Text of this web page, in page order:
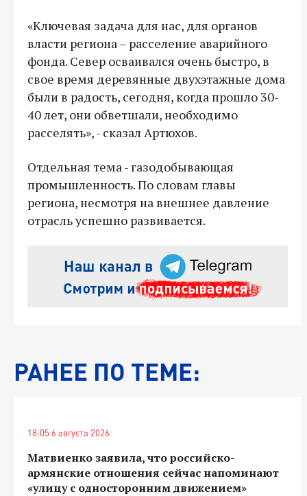
«Ключевая задача для нас, для органов
власти региона – расселение аварийного
фонда. Север осваивался очень быстро, в
свое время деревянные двухэтажные дома
были в радость, сегодня, когда прошло 30-
40 лет, они обветшали, необходимо
расселять», - сказал Артюхов.
Отдельная тема - газодобывающая
промышленность. По словам главы
региона, несмотря на внешнее давление
отрасль успешно развивается.
РАНЕЕ ПО ТЕМЕ:
18:05 6 августа 2026
Матвиенко заявила, что российско-
армянские отношения сейчас напоминают
«улицу с односторонним движением»